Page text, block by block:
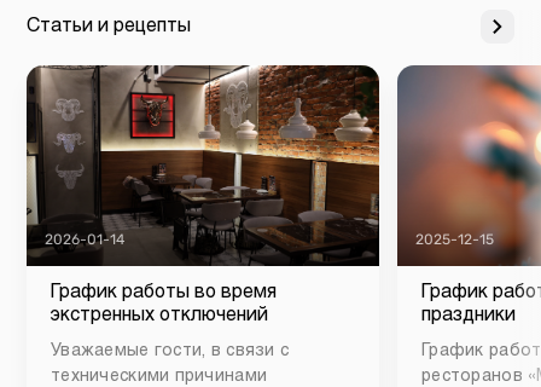
Статьи и рецепты
2026-01-14
График работы во время
экстренных отключений
Уважаемые гости, в связи с
техническими причинами
2025-12-15
График
праздники
График
ресторанов